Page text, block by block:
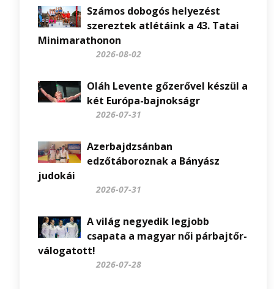
Számos dobogós helyezést
szereztek atlétáink a 43. Tatai
Minimarathonon
2026-08-02
Oláh Levente gőzerővel készül a
két Európa-bajnokságr
2026-07-31
Azerbajdzsánban
edzőtáboroznak a Bányász
judokái
2026-07-31
A világ negyedik legjobb
csapata a magyar női párbajtőr-
válogatott!
2026-07-28